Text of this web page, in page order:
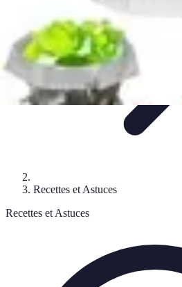
Recettes et Astuces
Recettes et Astuces